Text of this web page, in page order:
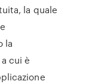
la quale
la
cui è